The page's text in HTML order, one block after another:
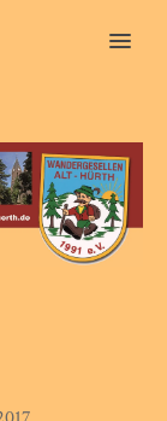
MENU